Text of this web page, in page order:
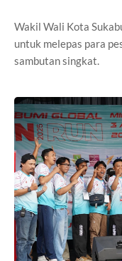
Wakil Wali Kota
untuk melepas para
sambutan singkat.